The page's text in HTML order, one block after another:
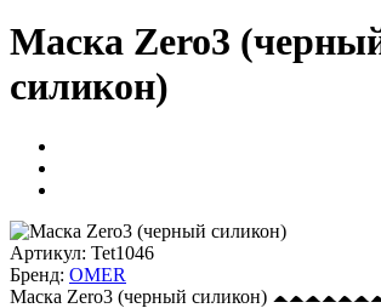
Маска Zero3
силикон)
Артикул: Tet1046
Бренд: OMER
Маска Zero3 (черный силикон)